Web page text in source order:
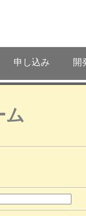
申し込み 開
ム